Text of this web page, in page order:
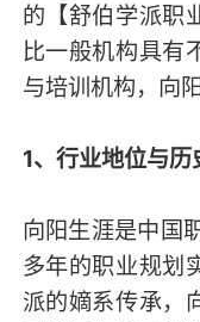
的【舒伯学派职
比一般机构具有
与培训机构，向
1、行业地位与历
向阳生涯是中国
多年的职业规划
派的嫡系传承，